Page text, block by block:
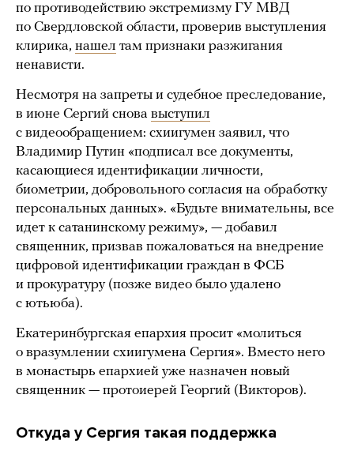
по противодействию экстремизму ГУ МВД
по Свердловской области, проверив выступления
клирика, нашел там признаки разжигания
ненависти.
Несмотря на запреты и судебное преследование,
в июне Сергий снова выступил
с видеообращением: схиигумен заявил, что
Владимир Путин «подписал все документы,
касающиеся идентификации личности,
биометрии, добровольного согласия на обработку
персональных данных». «Будьте внимательны, все
идет к сатанинскому режиму», — добавил
священник, призвав пожаловаться на внедрение
цифровой идентификации граждан в ФСБ
и прокуратуру (позже видео было удалено
с ютьюба).
Екатеринбургская епархия просит «молиться
о вразумлении схиигумена Сергия». Вместо него
в монастырь епархией уже назначен новый
священник — протоиерей Георгий (Викторов).
Откуда у Сергия такая поддержка